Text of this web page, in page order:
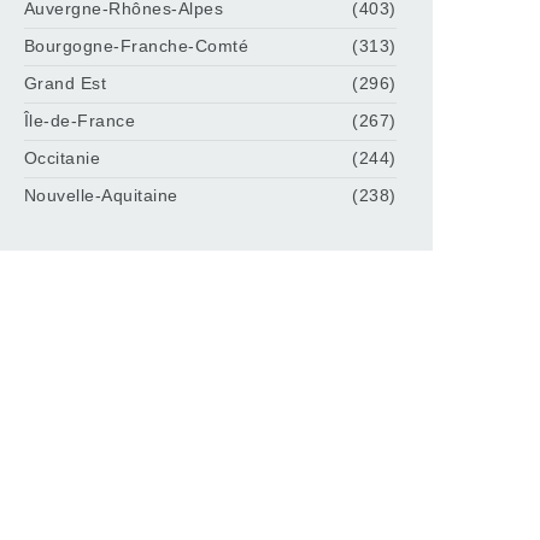
Auvergne-Rhônes-Alpes
(403)
Bourgogne-Franche-Comté
(313)
Grand Est
(296)
Île-de-France
(267)
Occitanie
(244)
Nouvelle-Aquitaine
(238)